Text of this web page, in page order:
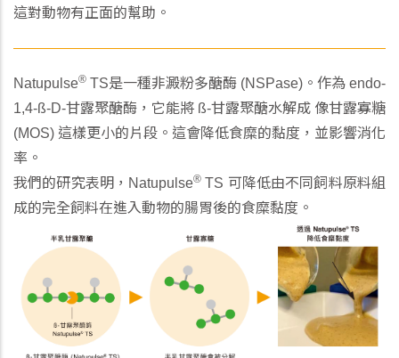
這對動物有正面的幫助。
Natupulse® TS是一種非澱粉多醣酶 (NSPase)。作為 endo-
1,4-ß-D-甘露聚醣酶，它能將 ß-甘露聚醣水解成 像甘露寡糖
(MOS) 這樣更小的片段。這會降低食糜的黏度，並影響消化
率。
我們的研究表明，Natupulse® TS 可降低由不同飼料原料組
成的完全飼料在進入動物的腸胃後的食糜黏度。